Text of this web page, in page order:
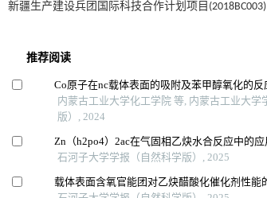
新疆生产建设兵团国际科技合作计划项目(2018BC003)